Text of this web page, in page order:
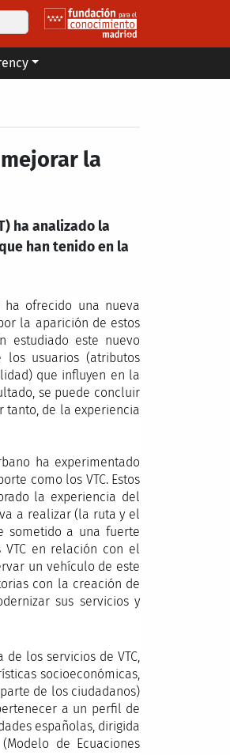
Search
la
ha analizado la
han tenido en la
ha ofrecido una nueva
la aparición de estos
estudiado este nuevo
usuarios (atributos
que influyen en la
se puede concluir
tanto, de la experiencia
ha experimentado
como los VTC. Estos
la experiencia del
a realizar (la ruta y el
sometido a una fuerte
en relación con el
un vehículo de este
con la creación de
sus servicios y
los servicios de VTC,
socioeconómicas,
de los ciudadanos)
a un perfil de
españolas, dirigida
de Ecuaciones